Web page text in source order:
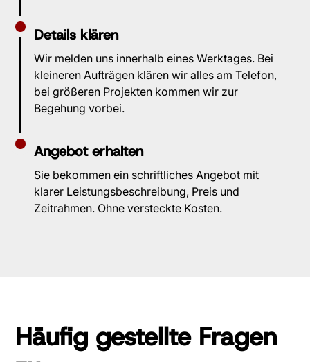
Details klären
Wir melden uns innerhalb eines Werktages. Bei
kleineren Aufträgen klären wir alles am Telefon,
bei größeren Projekten kommen wir zur
Begehung vorbei.
Angebot erhalten
Sie bekommen ein schriftliches Angebot mit
klarer Leistungsbeschreibung, Preis und
Zeitrahmen. Ohne versteckte Kosten.
Häufig gestellte Fragen